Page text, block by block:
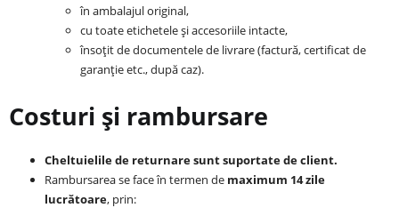
în ambalajul original,
cu toate etichetele și accesoriile intacte,
însoțit de documentele de livrare (factură, certificat de
garanție etc., după caz).
Costuri și rambursare
Cheltuielile de returnare sunt suportate de client.
Rambursarea se face în termen de maximum 14 zile
lucrătoare, prin: